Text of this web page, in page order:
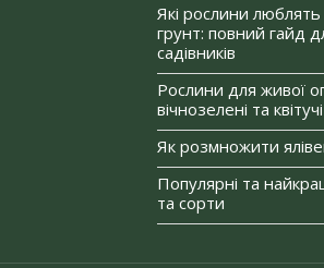
Які рослини люблять
грунт: повний гайд
садівників
Рослини для живої
вічнозелені та квітучі
Як розмножити
Популярні та
та сорти